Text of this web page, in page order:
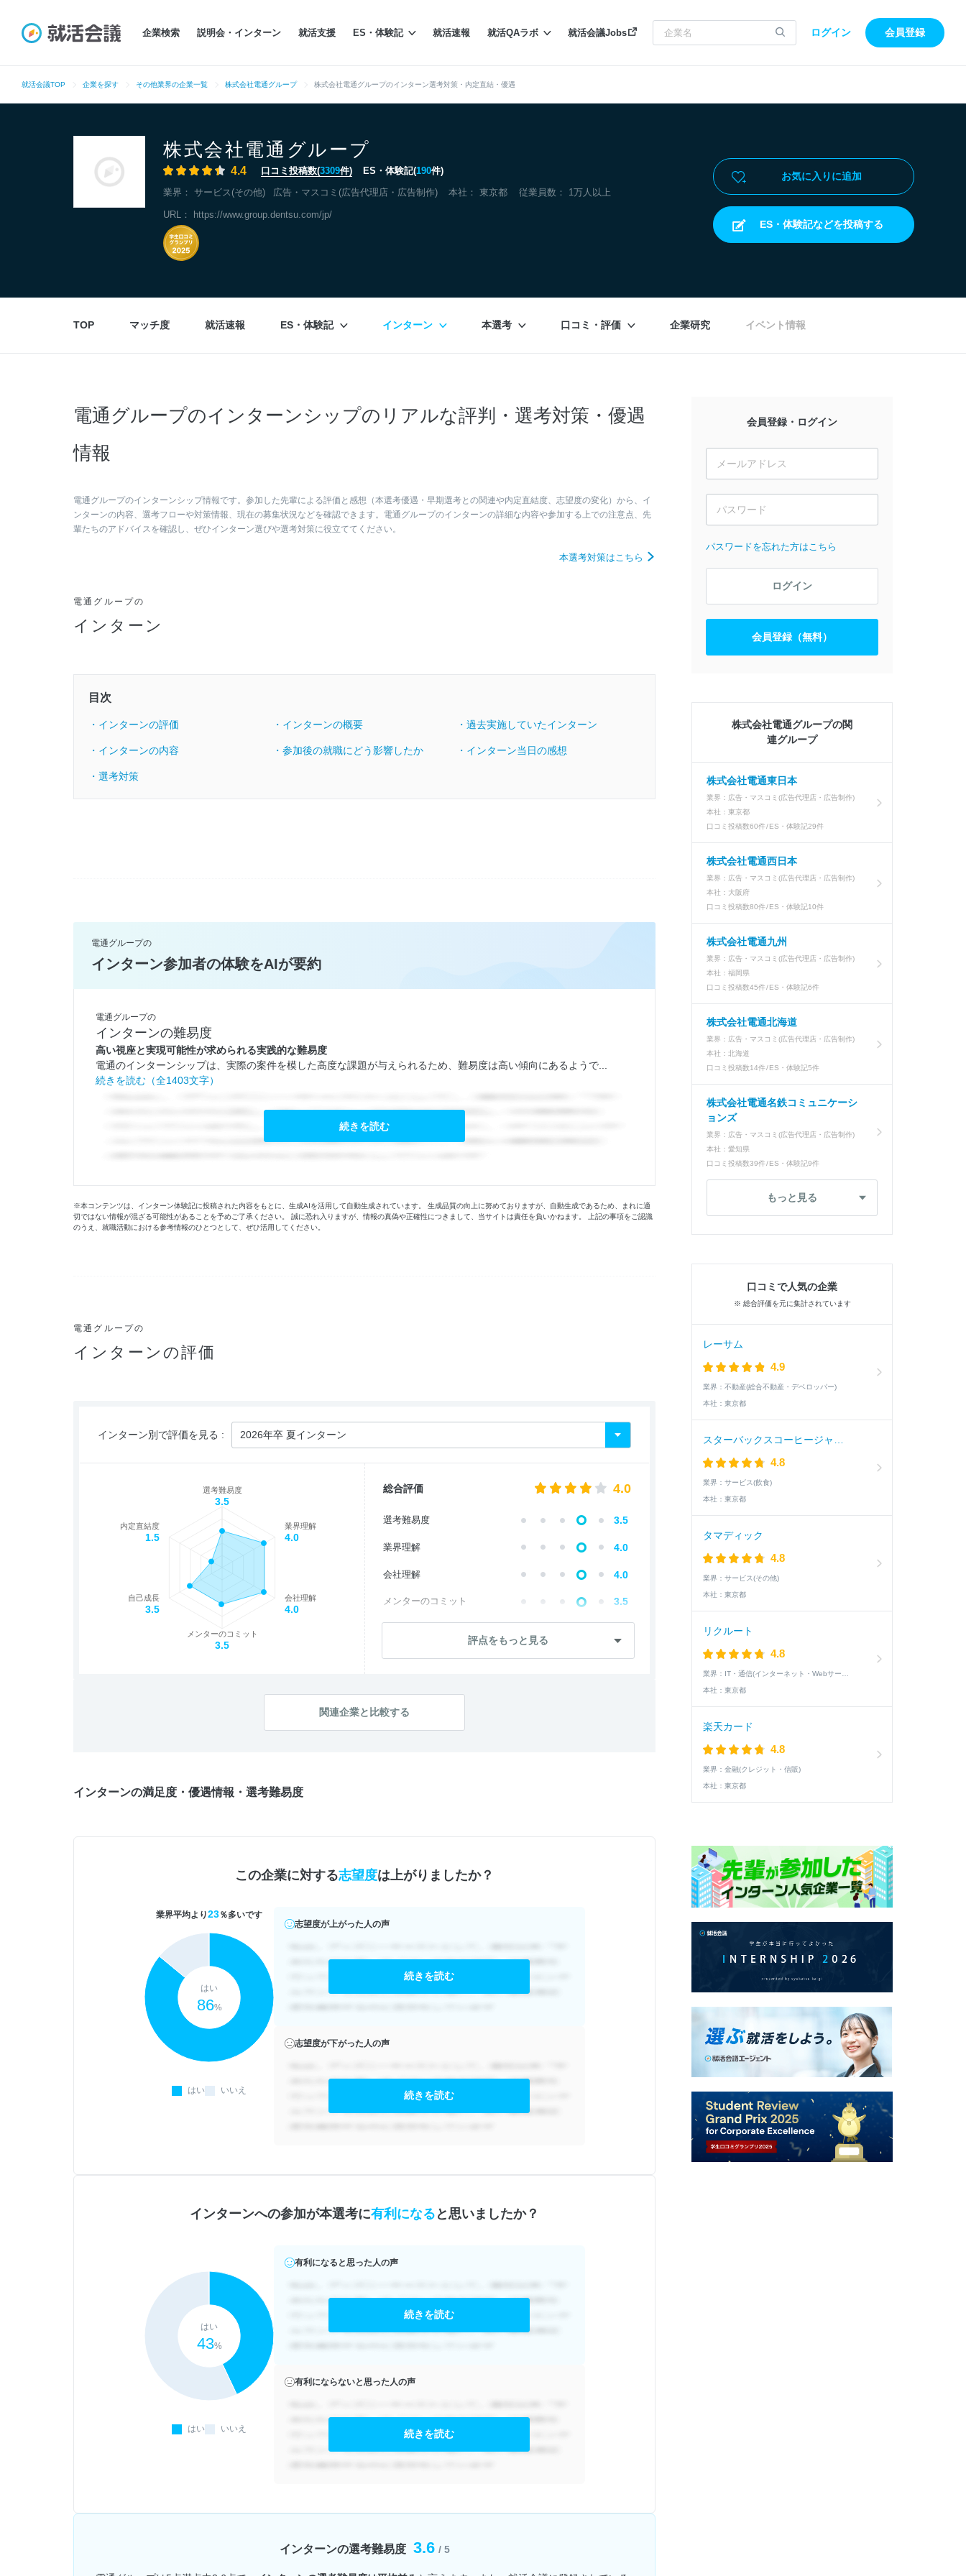
企業検索 説明会・インターン 就活支援 ES・体験記 就活速報 就活QAラボ 就活会議Jobs ログイン 会員登録
就活会議TOP 企業を探す その他業界の企業一覧 株式会社電通グループ 株式会社電通グループのインターン選考対策・内定直結・優遇
株式会社電通グループ
4.4 口コミ投稿数(3309件) ES・体験記(190件)
業界： サービス(その他) 広告・マスコミ(広告代理店・広告制作) 本社：東京都 従業員数： 1万人以上
URL： https://www.group.dentsu.com/jp/
お気に入りに追加
ES・体験記などを投稿する
TOP マッチ度 就活速報 ES・体験記 インターン 本選考 口コミ・評価 企業研究 イベント情報
電通グループのインターンシップのリアルな評判・選考対策・優遇
情報
電通グループのインターンシップ情報です。参加した先輩による評価と感想（本選考優遇・早期選考との関連や内定直結度、志望度の変化）から、イ
ンターンの内容、選考フローや対策情報、現在の募集状況などを確認できます。電通グループのインターンの詳細な内容や参加する上での注意点、先
輩たちのアドバイスを確認し、ぜひインターン選びや選考対策に役立ててください。
本選考対策はこちら
電通グループの
インターン
目次
・インターンの評価 ・インターンの概要 ・過去実施していたインターン
・インターンの内容 ・参加後の就職にどう影響したか ・インターン当日の感想
・選考対策
電通グループの
インターン参加者の体験をAIが要約
電通グループの
インターンの難易度
高い視座と実現可能性が求められる実践的な難易度
電通のインターンシップは、実際の案件を模した高度な課題が与えられるため、難易度は高い傾向にあるようで...
続きを読む（全1403文字）
続きを読む
※本コンテンツは、インターン体験記に投稿された内容をもとに、生成AIを活用して自動生成されています。 生成品質の向上に努めておりますが、自動生成であるため、まれに適
切ではない情報が混ざる可能性があることを予めご了承ください。 誠に恐れ入りますが、情報の真偽や正確性につきまして、当サイトは責任を負いかねます。 上記の事項をご認識
のうえ、就職活動における参考情報のひとつとして、ぜひ活用してください。
電通グループの
インターンの評価
インターン別で評価を見る :
評点をもっと見る
選考難易度
3.5
業界理解
4.0
会社理解
4.0
メンターのコミット
3.5
自己成長
3.5
内定直結度
1.5
総合評価 4.0
選考難易度 3.5
業界理解 4.0
会社理解 4.0
メンターのコミット 3.5
内定直結度 1.5
テーマの面白さ
関連企業と比較する
インターンの満足度・優遇情報・選考難易度
この企業に対する志望度は上がりましたか？
業界平均より23％多いです
はい
86%
はい いいえ
志望度が上がった人の声
続きを読む
志望度が下がった人の声
続きを読む
インターンへの参加が本選考に有利になる と思いましたか？
はい
43%
はい いいえ
有利になると思った人の声
続きを読む
有利にならないと思った人の声
続きを読む
インターンの選考難易度 3.6 / 5
会員登録・ログイン
パスワードを忘れた方はこちら
ログイン
会員登録（無料）
株式会社電通グループの関
連グループ
株式会社電通東日本
業界： 広告・マスコミ(広告代理店・広告制作)
本社： 東京都
口コミ投稿数60件 ES・体験記29件
株式会社電通西日本
業界： 広告・マスコミ(広告代理店・広告制作)
本社： 大阪府
口コミ投稿数80件 ES・体験記10件
株式会社電通九州
業界： 広告・マスコミ(広告代理店・広告制作)
本社： 福岡県
口コミ投稿数45件 ES・体験記6件
株式会社電通北海道
業界： 広告・マスコミ(広告代理店・広告制作)
本社： 北海道
口コミ投稿数14件 ES・体験記5件
株式会社電通名鉄コミュニケーシ
ョンズ
業界： 広告・マスコミ(広告代理店・広告制作)
本社： 愛知県
口コミ投稿数39件 ES・体験記9件
もっと見る
口コミで人気の企業
※ 総合評価を元に集計されています
レーサム
4.9
業界： 不動産(総合不動産・デベロッパー)
本社： 東京都
4.8
業界： サービス(飲食)
本社： 東京都
タマディック
4.8
業界： サービス(その他)
本社： 東京都
リクルート
4.8
業界：
本社： 東京都
楽天カード
4.8
業界： 金融(クレジット・信販)
本社： 東京都